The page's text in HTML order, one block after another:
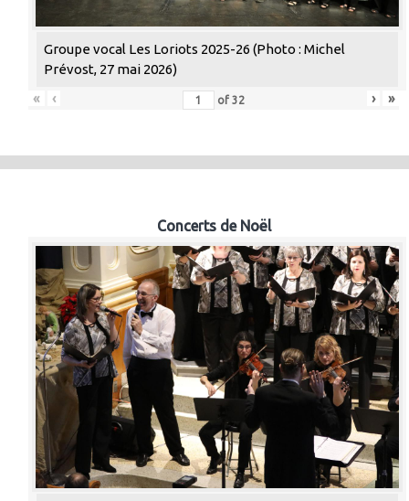
Groupe vocal Les Loriots 2025-26 (Photo : Michel
Prévost, 27 mai 2026)
«
‹ of 32 › »
Concerts de Noël